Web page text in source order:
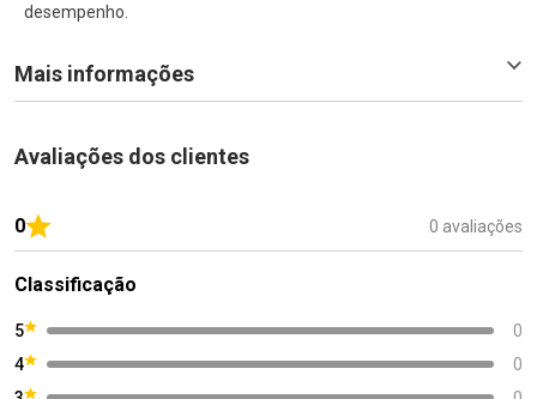
desempenho.
Mais informações
Avaliações dos clientes
0 0 avaliações
Classificação
5
0
4
0